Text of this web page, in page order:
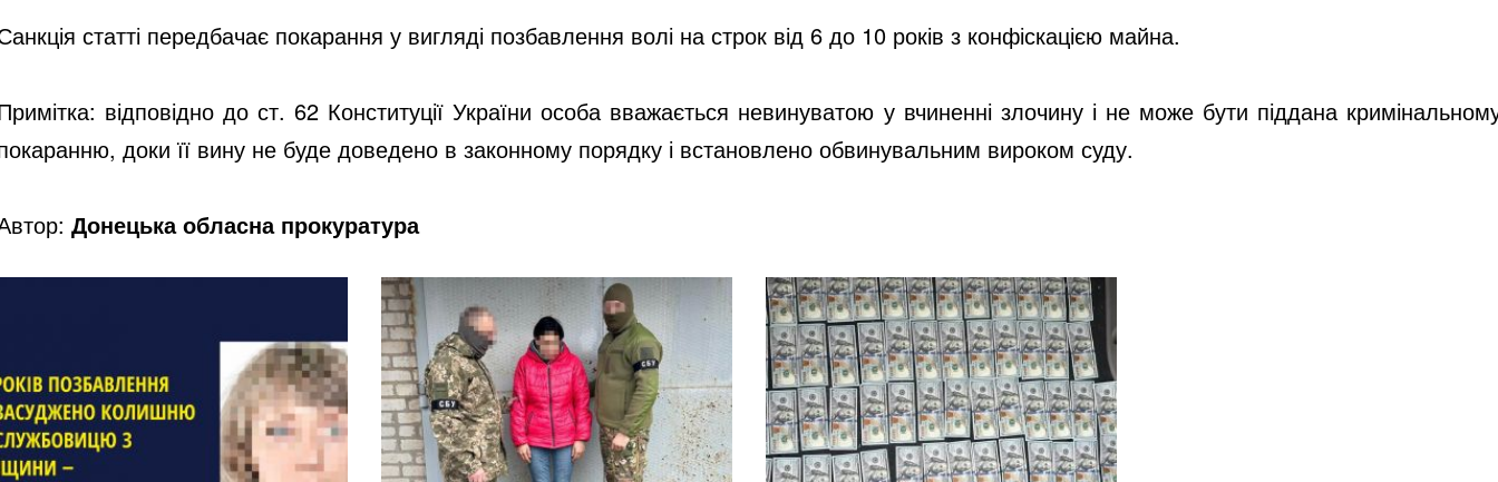
статті передбачає покарання у вигляді позбавлення волі на строк від 6 до 10 років з конфіскацією майна.
відповідно до ст. 62 Конституції України особа вважається невинуватою у вчиненні злочину і не може бути піддана
доки її вину не буде доведено в законному порядку і встановлено обвинувальним вироком суду.
Донецька обласна прокуратура